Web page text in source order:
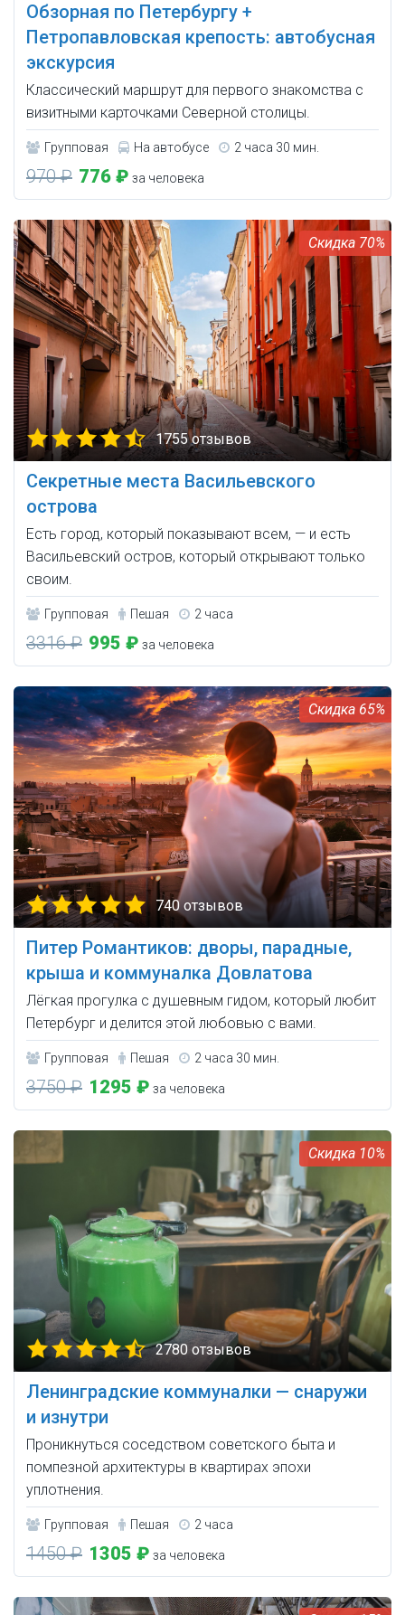
Обзорная по Петербургу +
Петропавловская крепость: автобусная
экскурсия
Классический маршрут для первого знакомства с
визитными карточками Северной столицы.
Групповая На автобусе 2 часа 30 мин.
970 ₽ 776 ₽ за человека
70%
1755 отзывов
Секретные места Васильевского
острова
Есть город, который показывают всем, — и есть
Васильевский остров, который открывают только
своим.
Групповая Пешая 2 часа
3316 ₽ 995 ₽ за человека
65%
740 отзывов
Питер Романтиков: дворы, парадные,
крыша и коммуналка Довлатова
Лёгкая прогулка с душевным гидом, который любит
Петербург и делится этой любовью с вами.
Групповая Пешая 2 часа 30 мин.
3750 ₽ 1295 ₽ за человека
10%
2780 отзывов
Ленинградские коммуналки — снаружи
и изнутри
Проникнуться соседством советского быта и
помпезной архитектуры в квартирах эпохи
уплотнения.
Групповая Пешая 2 часа
1450 ₽ 1305 ₽ за человека